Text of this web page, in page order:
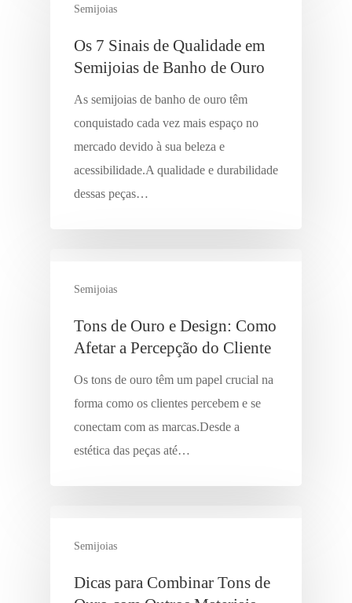
Semijoias
Os 7 Sinais de Qualidade em
Semijoias de Banho de Ouro
As semijoias de banho de ouro têm
conquistado cada vez mais espaço no
mercado devido à sua beleza e
acessibilidade.A qualidade e durabilidade
dessas peças…
Semijoias
Tons de Ouro e Design: Como
Afetar a Percepção do Cliente
Os tons de ouro têm um papel crucial na
forma como os clientes percebem e se
conectam com as marcas.Desde a
estética das peças até…
Semijoias
Dicas para Combinar Tons de